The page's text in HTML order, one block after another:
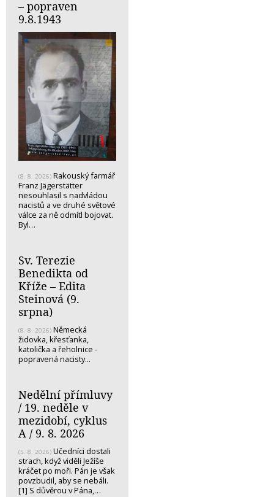
– popraven
9.8.1943
(8. 8. 2026) Rakouský farmář
Franz Jägerstätter
nesouhlasil s nadvládou
nacistů a ve druhé světové
válce za ně odmítl bojovat.
Byl…
Sv. Terezie
Benedikta od
Kříže – Edita
Steinová (9.
srpna)
(8. 8. 2026) Německá
židovka, křesťanka,
katolička a řeholnice -
popravená nacisty...
Nedělní přímluvy
/ 19. neděle v
mezidobí, cyklus
A / 9. 8. 2026
(5. 8. 2026) Učedníci dostali
strach, když viděli Ježíše
kráčet po moři. Pán je však
povzbudil, aby se nebáli.
[1] S důvěrou v Pána,…